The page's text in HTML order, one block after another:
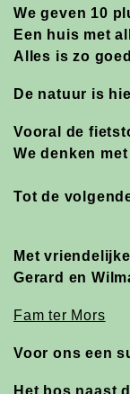
We geven 10
Een huis met
Alles is zo
De natuur is
Vooral de
We denken
Tot de
Met
Gerard en
Fam ter Mors
Voor ons een
Het bos naast